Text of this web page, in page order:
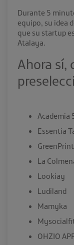
Durante 5
equipo, su idea
que su startup
Atalaya.
Ahora sí,
Academia
Essentia
La
Lookiay
Ludiland
Mamyka
OHZIO